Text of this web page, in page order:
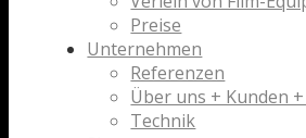
Preise
Unternehmen
Referenzen
Über uns + Kunden
Technik